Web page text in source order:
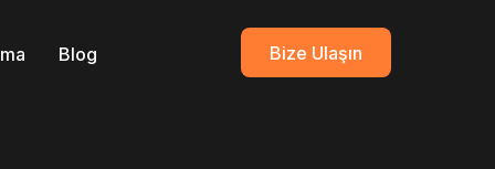
Blog Bize Ulaşın